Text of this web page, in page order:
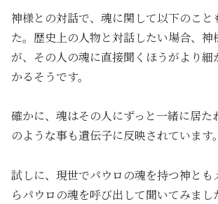
神様との対話で、魂に関して以下のこと
た。歴史上の人物と対話したい場合、神
が、その人の魂に直接聞くほうがより
かるそうです。
確かに、魂はその人にずっと一緒に居た
のような事も遺伝子に反映されています。
試しに、現世でパウロの魂を持つ神とも
らパウロの魂を呼び出して聞いてみまし